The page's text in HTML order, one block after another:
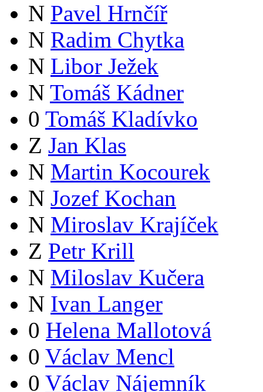
N Pavel Hrnčíř
N Radim Chytka
N Libor Ježek
N Tomáš Kádner
0 Tomáš Kladívko
Z Jan Klas
N Martin Kocourek
N Jozef Kochan
N Miroslav Krajíček
Z Petr Krill
N Miloslav Kučera
N Ivan Langer
0 Helena Mallotová
0 Václav Mencl
0 Václav Nájemník